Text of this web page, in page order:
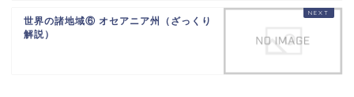
世界の諸地域⑥ オセアニア州（ざっくり
解説）